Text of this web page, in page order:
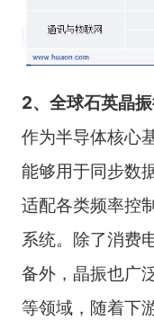
2、全球石英晶
作为半导体核心
能够用于同步数
适配各类频率控
系统。除了消费
备外，晶振也广
等领域，随着下